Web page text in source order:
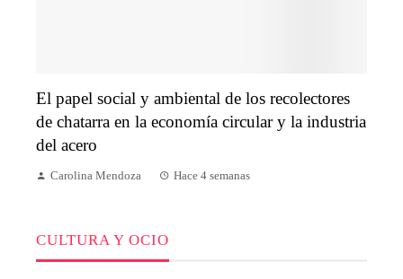
El papel social y ambiental de los recolectores
de chatarra en la economía circular y la industria
del acero
Carolina Mendoza Hace 4 semanas
CULTURA Y OCIO